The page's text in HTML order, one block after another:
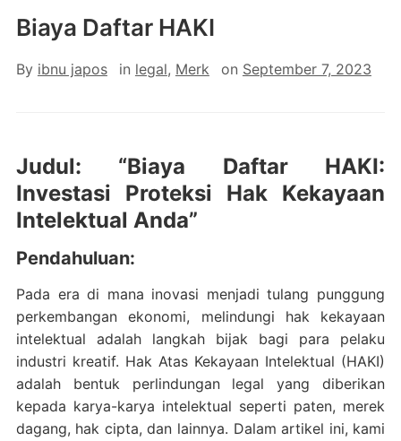
Biaya Daftar HAKI
By ibnu japos in legal, Merk on September 7, 2023
Judul: “Biaya Daftar HAKI:
Investasi Proteksi Hak Kekayaan
Intelektual Anda”
Pendahuluan:
Pada era di mana inovasi menjadi tulang punggung
perkembangan ekonomi, melindungi hak kekayaan
intelektual adalah langkah bijak bagi para pelaku
industri kreatif. Hak Atas Kekayaan Intelektual (HAKI)
adalah bentuk perlindungan legal yang diberikan
kepada karya-karya intelektual seperti paten, merek
dagang, hak cipta, dan lainnya. Dalam artikel ini, kami